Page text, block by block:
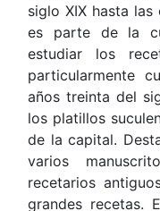
siglo XIX hasta
es parte de la
estudiar los
particularmente
años treinta del
los platillos
de la capital.
varios
recetarios
grandes recetas.